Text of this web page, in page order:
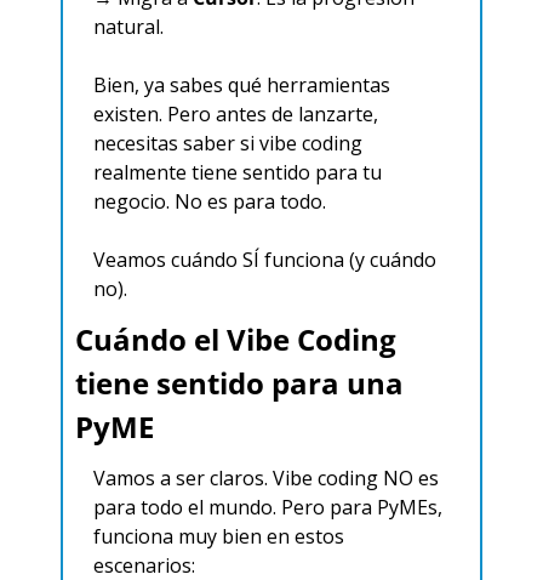
natural.
Bien, ya sabes qué herramientas
existen. Pero antes de lanzarte,
necesitas saber si vibe coding
realmente tiene sentido para tu
negocio. No es para todo.
Veamos cuándo SÍ funciona (y cuándo
no).
Cuándo el Vibe Coding
tiene sentido para una
PyME
Vamos a ser claros. Vibe coding NO es
para todo el mundo. Pero para PyMEs,
funciona muy bien en estos
escenarios: